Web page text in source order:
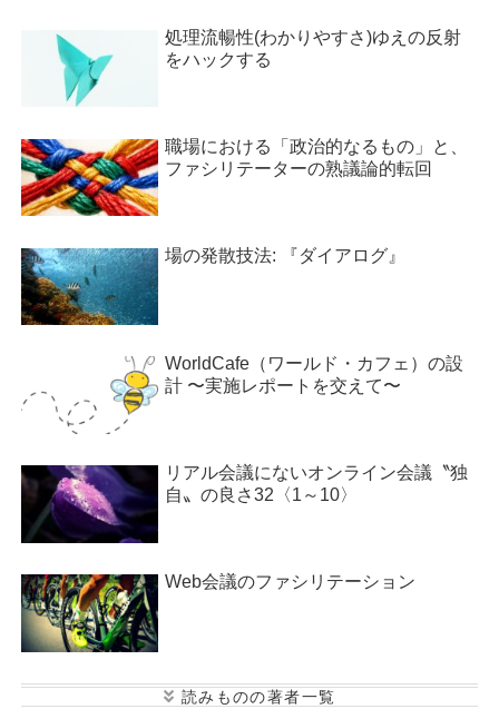
処理流暢性(わかりやすさ)ゆえの反射
をハックする
職場における「政治的なるもの」と、
ファシリテーターの熟議論的転回
場の発散技法: 『ダイアログ』
WorldCafe（ワールド・カフェ）の設
計 〜実施レポートを交えて〜
リアル会議にないオンライン会議〝独
自〟の良さ32〈1～10〉
Web会議のファシリテーション